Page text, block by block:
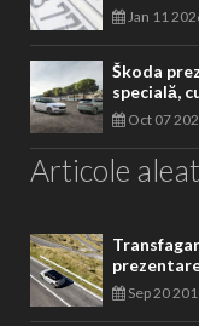
Jan 11
Škoda
specială,
Oct 07
Articole
Sep 20